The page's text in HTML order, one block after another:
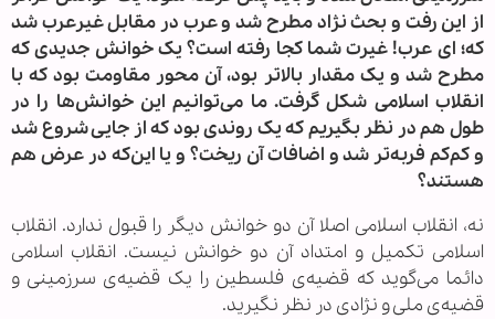
از این رفت و بحث نژاد مطرح شد و عرب در مقابل غیرعرب شد
که؛ ای عرب! غیرت شما کجا رفته است؟ یک خوانش جدیدی که
مطرح شد و یک مقدار بالاتر بود، آن محور مقاومت بود که با
انقلاب اسلامی شکل گرفت. ما می‌توانیم این خوانش‌ها را در
طول هم در نظر بگیریم که یک روندی بود که از جایی شروع شد
و کم‌کم فربه‌تر شد و اضافات آن ریخت؟ و یا این‌که در عرض هم
هستند؟
نه، انقلاب اسلامی اصلا آن دو خوانش دیگر را قبول ندارد. انقلاب
اسلامی تکمیل و امتداد آن دو خوانش نیست. انقلاب اسلامی
دائما می‌گوید که قضیه‌ی فلسطین را یک قضیه‌ی سرزمینی و
قضیه‌ی ملی و نژادی در نظر نگیرید.